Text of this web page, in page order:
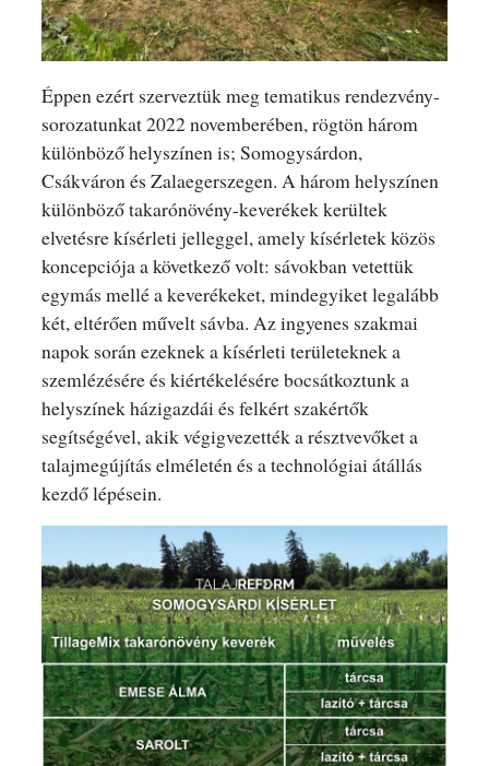
Éppen ezért szerveztük meg tematikus rendezvény-
sorozatunkat 2022 novemberében, rögtön három
különböző helyszínen is; Somogysárdon,
Csákváron és Zalaegerszegen. A három helyszínen
különböző takarónövény-keverékek kerültek
elvetésre kísérleti jelleggel, amely kísérletek közös
koncepciója a következő volt: sávokban vetettük
egymás mellé a keverékeket, mindegyiket legalább
két, eltérően művelt sávba. Az ingyenes szakmai
napok során ezeknek a kísérleti területeknek a
szemlézésére és kiértékelésére bocsátkoztunk a
helyszínek házigazdái és felkért szakértők
segítségével, akik végigvezették a résztvevőket a
talajmegújítás elméletén és a technológiai átállás
kezdő lépésein.